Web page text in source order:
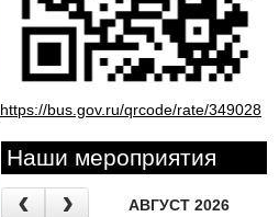
https://bus.gov.ru/qrcode/rate/349028
Наши мероприятия
АВГУСТ 2026